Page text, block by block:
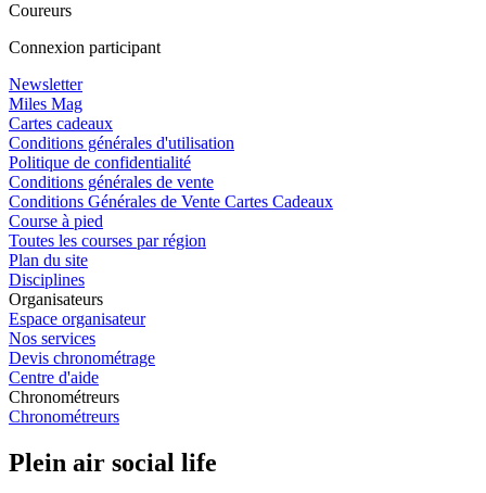
Coureurs
Connexion participant
Newsletter
Miles Mag
Cartes cadeaux
Conditions générales d'utilisation
Politique de confidentialité
Conditions générales de vente
Conditions Générales de Vente Cartes Cadeaux
Course à pied
Toutes les courses par région
Plan du site
Disciplines
Organisateurs
Espace organisateur
Nos services
Devis chronométrage
Centre d'aide
Chronométreurs
Chronométreurs
Plein air social life